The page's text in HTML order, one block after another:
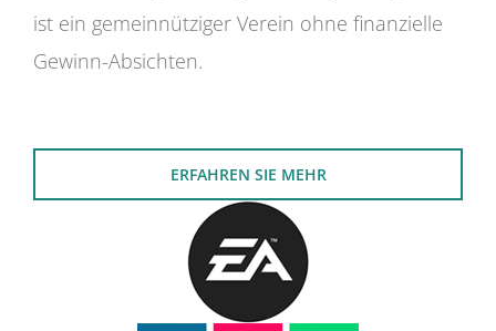
ist ein gemeinnütziger Verein ohne finanzielle
Gewinn-Absichten.
ERFAHREN SIE MEHR